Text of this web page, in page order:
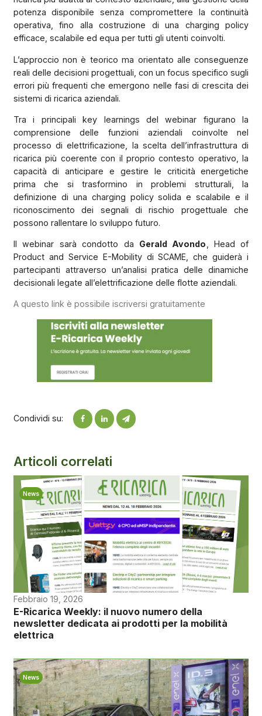
potenza disponibile senza compromettere la continuità
operativa, fino alla costruzione di una charging policy
efficace, scalabile ed equa per tutti gli utenti coinvolti.
L’approccio non è teorico ma orientato alle conseguenze
reali delle decisioni progettuali, con un focus specifico sugli
errori più frequenti che emergono nelle fasi di crescita dei
sistemi di ricarica aziendali.
Tra i principali key learnings del webinar figurano la
comprensione delle funzioni aziendali coinvolte nel
processo di elettrificazione, la scelta dell’infrastruttura di
ricarica più coerente con il proprio contesto operativo, la
capacità di anticipare e gestire le criticità energetiche
prima che si trasformino in problemi strutturali, la
definizione di una charging policy solida e scalabile e il
riconoscimento dei segnali di rischio progettuale che
possono rallentare lo sviluppo futuro.
Il webinar sarà condotto da Gerald Avondo , Head of
Product and Service E-Mobility di SCAME, che guiderà i
partecipanti attraverso un’analisi pratica delle dinamiche
decisionali legate all’elettrificazione delle flotte aziendali.
A questo link è possibile iscriversi gratuitamente
Condividi su:
Articoli correlati
News
Febbraio 19, 2026
E-Ricarica Weekly: il nuovo numero della
newsletter dedicata ai prodotti per la mobilità
elettrica
News